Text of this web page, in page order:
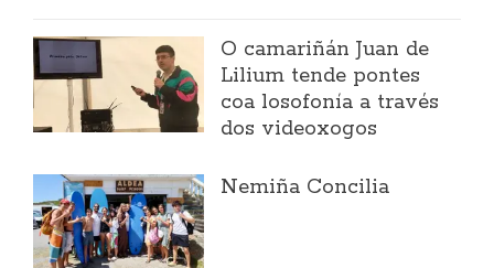
O camariñán Juan de
Lilium tende pontes
coa losofonía a través
dos videoxogos
Nemiña Concilia